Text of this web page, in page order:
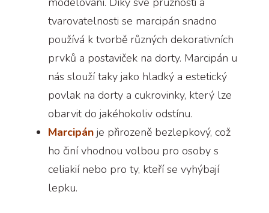
tvarovatelnosti se marcipán snadno
používá k tvorbě různých dekorativních
prvků a postaviček na dorty. Marcipán u
nás slouží taky jako hladký a estetický
povlak na dorty a cukrovinky, který lze
obarvit do jakéhokoliv odstínu.
Marcipán je přirozeně bezlepkový, což
ho činí vhodnou volbou pro osoby s
celiakií nebo pro ty, kteří se vyhýbají
lepku.